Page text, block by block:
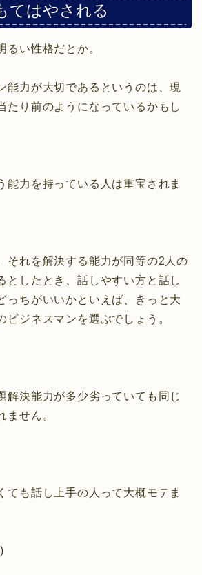
てはやされる
るい性格だとか。
能力が大切であるというのは、現
たり前のようになっているかもし
能力を持っている人は重宝されま
それを解決する能力が同等の2人の
としたとき、話しやすい方と話し
っちがいいかといえば、きっと大
ビジネスマンを選ぶでしょう。
解決能力が多少劣っていても同じ
ません。
ても話し上手の人って大概モテま